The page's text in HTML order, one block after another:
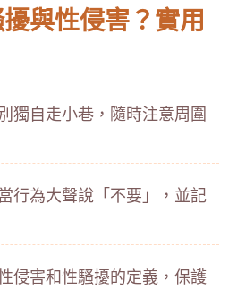
與性侵害？實用
獨自走小巷，隨時注意周圍
行為大聲說「不要」，並記
侵害和性騷擾的定義，保護